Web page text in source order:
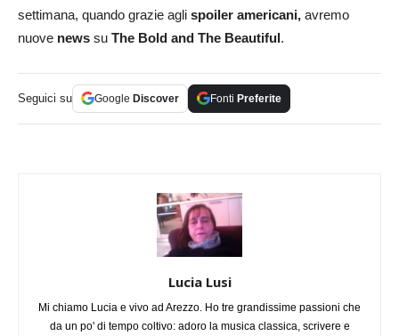
settimana, quando grazie agli spoiler americani, avremo
nuove news su The Bold and The Beautiful.
Seguici su Google Discover Fonti Preferite
Lucia Lusi
Mi chiamo Lucia e vivo ad Arezzo. Ho tre grandissime passioni che
da un po' di tempo coltivo: adoro la musica classica, scrivere e